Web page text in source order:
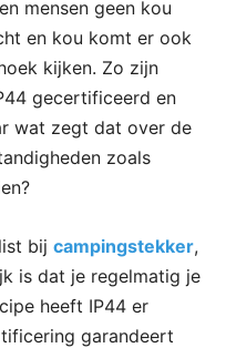
mensen geen kou
en kou komt er ook
kijken. Zo zijn
gecertificeerd en
wat zegt dat over de
zoals
bij campingstekker,
is dat je regelmatig je
heeft IP44 er
garandeert